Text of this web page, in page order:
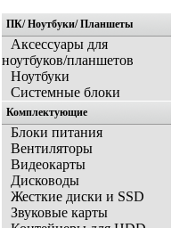
Главная
ПК/ Ноутбуки/ Планшеты
Аксессуары для
ноутбуков/планшетов
Ноутбуки
Системные блоки
Комплектующие
Блоки питания
Вентиляторы
Видеокарты
Дисководы
Жесткие диски и SSD
Звуковые карты